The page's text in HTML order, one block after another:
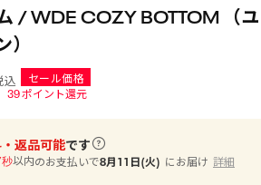
/ WDE COZY BOTTOM （ユ
込
セール価格
39ポイント還元
返品可能です
以内のお支払いで8月11日(火) にお届け 詳細